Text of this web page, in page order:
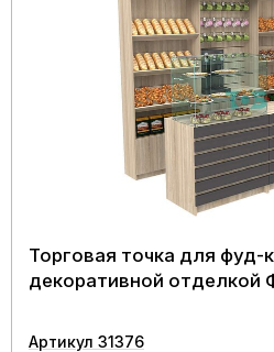
Торговая точка для фуд-
декоративной
Артикул 31376